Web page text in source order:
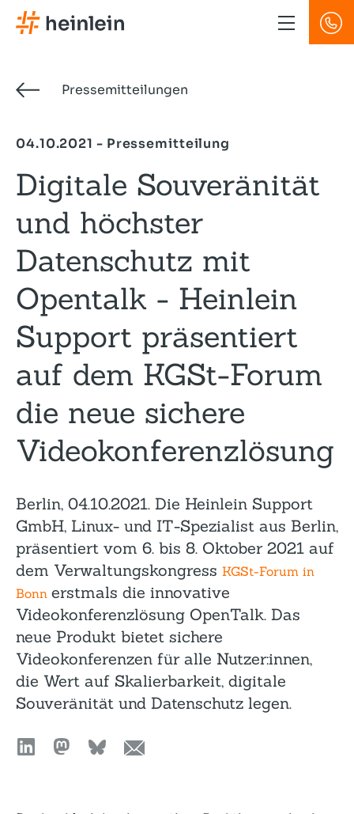
Direkt
zum
Pressemitteilungen
04.10.2021 - Pressemitteilung
Digitale Souveränität
und höchster
Datenschutz mit
Opentalk - Heinlein
Support präsentiert
auf dem KGSt-Forum
die neue sichere
Videokonferenzlösung
Berlin, 04.10.2021. Die Heinlein Support
GmbH, Linux- und IT-Spezialist aus Berlin,
präsentiert vom 6. bis 8. Oktober 2021 auf
dem Verwaltungskongress KGSt-Forum in
Bonn erstmals die innovative
Videokonferenzlösung OpenTalk. Das
neue Produkt bietet sichere
Videokonferenzen für alle Nutzer:innen,
die Wert auf Skalierbarkeit, digitale
Souveränität und Datenschutz legen.